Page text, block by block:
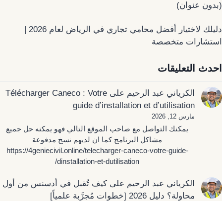
(بدون عنوان)
استشارات متخصصة
احدث التعليقات
الكرياني عبد الرحيم علىTélécharger Caneco : Votre
guide d’installation et d’utilisation
مارس 12, 2026
يمكنك التواصل مع صاحب الموقع التالي فهو يمكنه حل جميع
مشاكل البرنامج كما ان لديهم نسخ مدفوعة
https://4geniecivil.online/telecharger-caneco-votre-guide-
dinstallation-et-dutilisation/
الكرياني عبد الرحيم علىكيف تُقبل في أدسنس من أول
محاولة؟ دليل 2026 [خطوات مُجرَّبة علمياً]